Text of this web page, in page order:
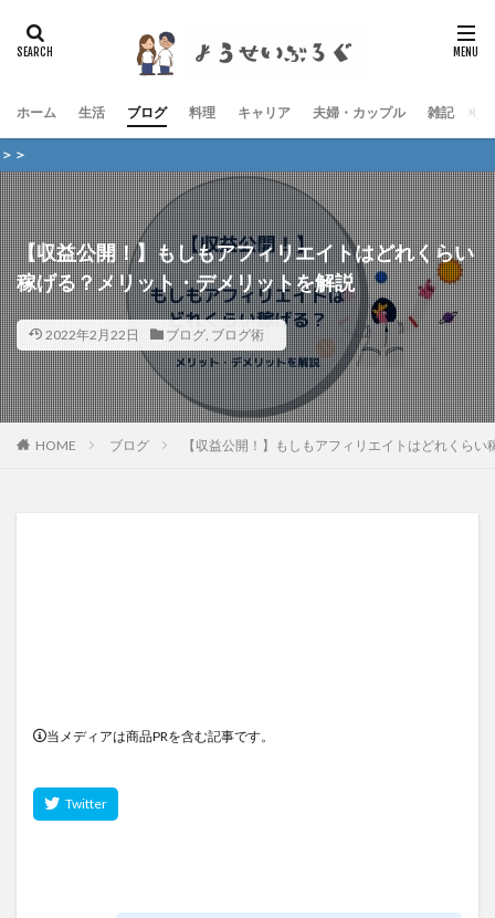
ホーム 生活 ブログ 料理 キャリア 夫婦・カップル 雑記
【収益公開！】もしもアフィリエイトはどれくらい
稼げる？メリット・デメリットを解説
2022年2月22日 ブログ, ブログ術
HOME ブログ 【収益公開！】もしもアフィリエイトはどれくら
当メディアは商品PRを含む記事です。